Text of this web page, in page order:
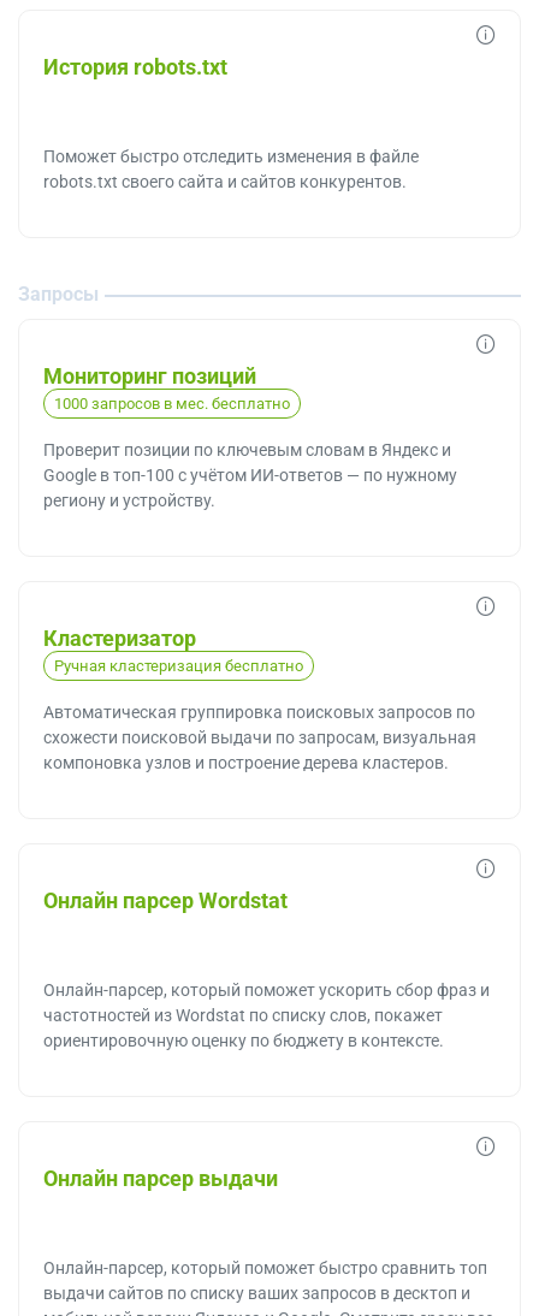
История robots.txt
Поможет быстро отследить изменения в файле
robots.txt своего сайта и сайтов конкурентов.
Запросы
Мониторинг позиций
1000 запросов в мес. бесплатно
Проверит позиции по ключевым словам в Яндекс и
Google в топ-100 с учётом ИИ-ответов — по нужному
региону и устройству.
Кластеризатор
Ручная кластеризация бесплатно
Автоматическая группировка поисковых запросов по
схожести поисковой выдачи по запросам, визуальная
компоновка узлов и построение дерева кластеров.
Онлайн парсер Wordstat
Онлайн-парсер, который поможет ускорить сбор фраз и
частотностей из Wordstat по списку слов, покажет
ориентировочную оценку по бюджету в контексте.
Онлайн парсер выдачи
Онлайн-парсер, который поможет быстро сравнить топ
выдачи сайтов по списку ваших запросов в десктоп и